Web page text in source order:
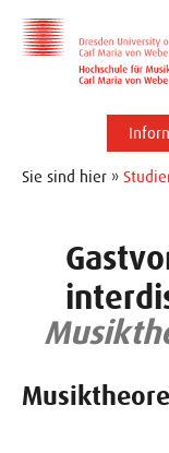
Presse
Sie sind hier »